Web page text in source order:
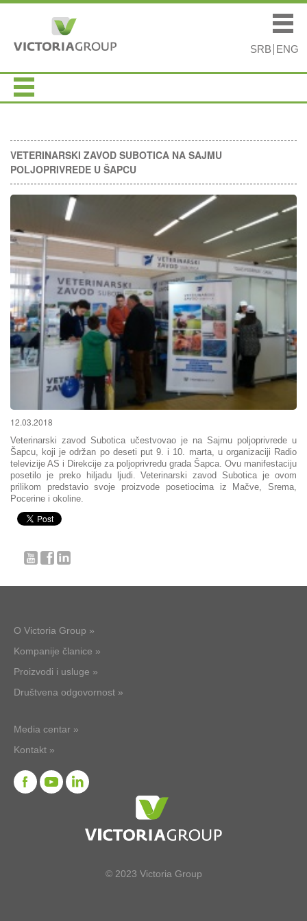
SRB ENG
Main menu
VETERINARSKI ZAVOD SUBOTICA NA SAJMU
POLJOPRIVREDE U ŠAPCU
12.03.2018
Veterinarski zavod Subotica učestvovao je na Sajmu poljoprivrede u
Šapcu, koji je održan po deseti put 9. i 10. marta, u organizaciji Radio
televizije AS i Direkcije za poljoprivredu grada Šapca. Ovu manifestaciju
posetilo je preko hiljadu ljudi. Veterinarski zavod Subotica je ovom
prilikom predstavio svoje proizvode posetiocima iz Mačve, Srema,
Pocerine i okoline.
O Victoria Group »
Kompanije članice »
Proizvodi i usluge »
Društvena odgovornost »
Media centar »
Kontakt »
© 2023 Victoria Group